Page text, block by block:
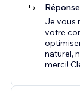
Je vous
votre
naturel,
merci!